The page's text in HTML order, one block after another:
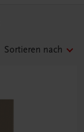
Sortieren nach